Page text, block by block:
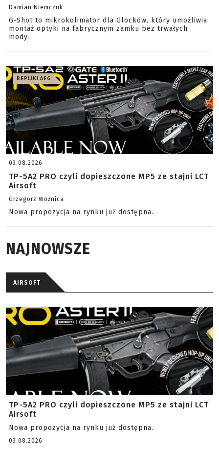
Damian Niemczuk
G-Shot to mikrokolimator dla Glocków, który umożliwia
montaż optyki na fabrycznym zamku bez trwałych
mody...
REPLIKI AEG
03.08.2026
TP-5A2 PRO czyli dopieszczone MP5 ze stajni LCT
Airsoft
Grzegorz Woźnica
Nowa propozycja na rynku już dostępna.
NAJNOWSZE
AIRSOFT
TP-5A2 PRO czyli dopieszczone MP5 ze stajni LCT
Airsoft
Nowa propozycja na rynku już dostępna.
03.08.2026